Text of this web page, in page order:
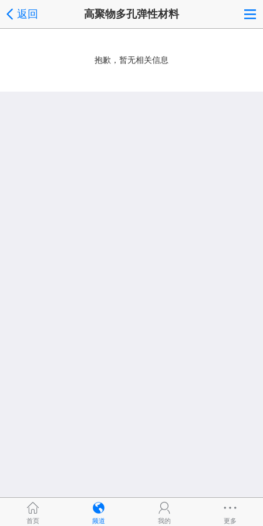
返回 高聚物多孔弹性材料
抱歉，暂无相关信息
首页 频道 我的 更多